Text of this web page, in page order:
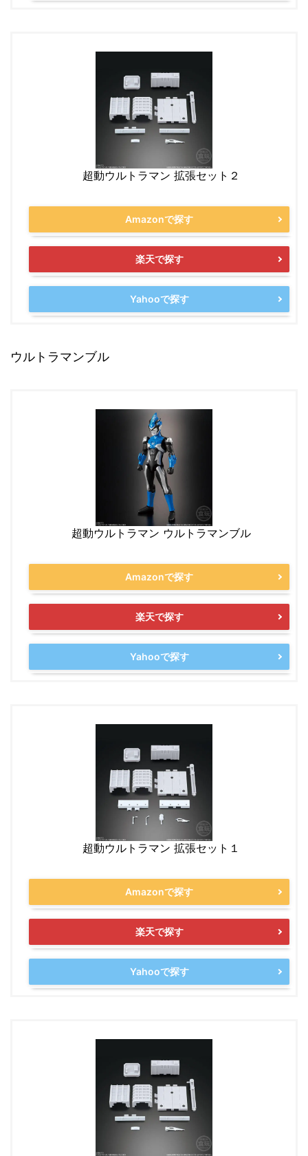
超動ウルトラマン 拡張セット２
Amazonで探す
楽天で探す
Yahooで探す
ウルトラマンブル
超動ウルトラマン ウルトラマンブル
Amazonで探す
楽天で探す
Yahooで探す
超動ウルトラマン 拡張セット１
Amazonで探す
楽天で探す
Yahooで探す